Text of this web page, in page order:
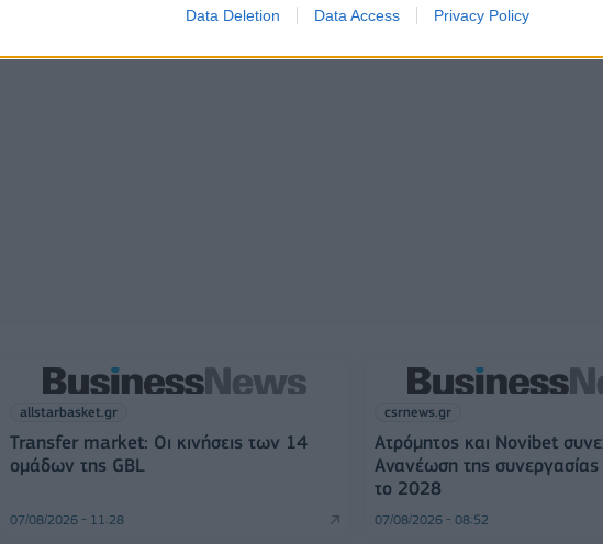
Data Deletion Data Access Privacy Policy
allstarbasket.gr
Transfer market: Οι κινήσεις των 14
ομάδων της GBL
07/08/2026 - 11:28
csrnews.gr
Ατρόμητος και Novibet
Ανανέωση της συνεργασίας
το 2028
07/08/2026 - 08:52